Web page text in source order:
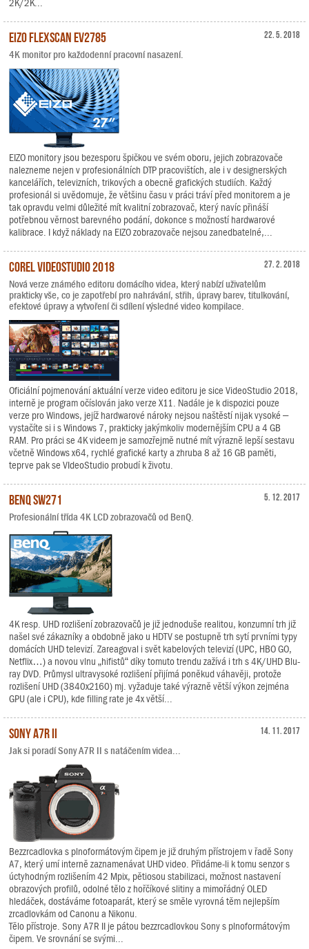
2K/2K...
22. 5. 2018
EIZO FlexScan EV2785
4K monitor pro každodenní pracovní nasazení.
EIZO monitory jsou bezesporu špičkou ve svém oboru, jejich zobrazovače
nalezneme nejen v profesionálních DTP pracovištích, ale i v designerských
kancelářích, televizních, trikových a obecně grafických studiích. Každý
profesionál si uvědomuje, že většinu času v práci tráví před monitorem a je
tak opravdu velmi důležité mít kvalitní zobrazovač, který navíc přináší
potřebnou věrnost barevného podání, dokonce s možností hardwarové
kalibrace. I když náklady na EIZO zobrazovače nejsou zanedbatelné,...
27. 2. 2018
Corel VideoStudio 2018
Nová verze známého editoru domácího videa, který nabízí uživatelům
prakticky vše, co je zapotřebí pro nahrávání, střih, úpravy barev, titulkování,
efektové úpravy a vytvoření či sdílení výsledné video kompilace.
Oficiální pojmenování aktuální verze video editoru je sice VideoStudio 2018,
interně je program očíslován jako verze X11. Nadále je k dispozici pouze
verze pro Windows, jejíž hardwarové nároky nejsou naštěstí nijak vysoké –
vystačíte si i s Windows 7, prakticky jakýmkoliv modernějším CPU a 4 GB
RAM. Pro práci se 4K videem je samozřejmě nutné mít výrazně lepší sestavu
včetně Windows x64, rychlé grafické karty a zhruba 8 až 16 GB paměti,
teprve pak se VIdeoStudio probudí k životu.
5. 12. 2017
BenQ SW271
Profesionální třída 4K LCD zobrazovačů od BenQ.
4K resp. UHD rozlišení zobrazovačů je již jednoduše realitou, konzumní trh již
našel své zákazníky a obdobně jako u HDTV se postupně trh sytí prvními typy
domácích UHD televizí. Zareagoval i svět kabelových televizí (UPC, HBO GO,
Netflix…) a novou vlnu „hifistů“ díky tomuto trendu zažívá i trh s 4K/UHD Blu-
ray DVD. Průmysl ultravysoké rozlišení přijímá poněkud váhavěji, protože
rozlišení UHD (3840x2160) mj. vyžaduje také výrazně větší výkon zejména
GPU (ale i CPU), kde filling rate je 4x větší...
14. 11. 2017
Sony A7R II
Jak si poradí Sony A7R II s natáčením videa...
Bezzrcadlovka s plnoformátovým čipem je již druhým přístrojem v řadě Sony
A7, který umí interně zaznamenávat UHD video. Přidáme-li k tomu senzor s
úctyhodným rozlišením 42 Mpix, pětiosou stabilizaci, možnost nastavení
obrazových profilů, odolné tělo z hořčíkové slitiny a mimořádný OLED
hledáček, dostáváme fotoaparát, který se směle vyrovná těm nejlepším
zrcadlovkám od Canonu a Nikonu.
Tělo přístroje. Sony A7R II je pátou bezzrcadlovkou Sony s plnoformátovým
čipem. Ve srovnání se svými...